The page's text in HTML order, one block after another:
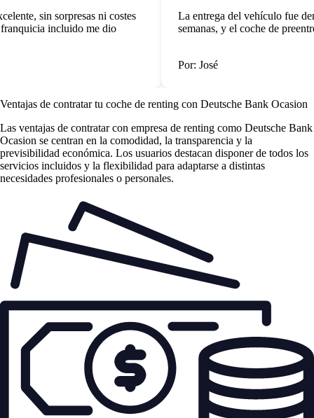
sin sorpresas ni costes
incluido me dio
La entrega del vehículo fue
semanas, y el coche de
Por: José
Ventajas de contratar tu coche de renting con Deutsche Bank Ocasion
Las ventajas de contratar con empresa de renting como Deutsche Bank
Ocasion se centran en la comodidad, la transparencia y la
previsibilidad económica. Los usuarios destacan disponer de todos los
servicios incluidos y la flexibilidad para adaptarse a distintas
necesidades profesionales o personales.